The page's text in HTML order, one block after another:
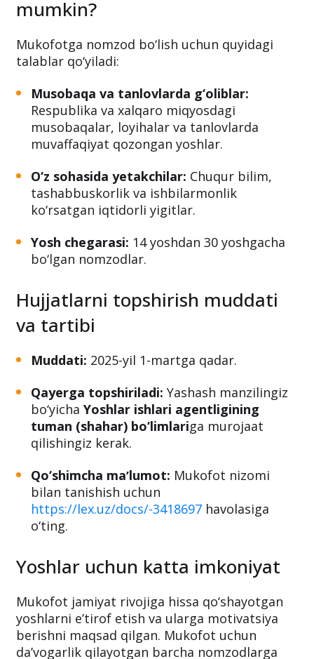
mumkin?
Mukofotga nomzod bo‘lish uchun quyidagi
talablar qo‘yiladi:
Musobaqa va tanlovlarda g‘oliblar:
musobaqalar, loyihalar va tanlovlarda
muvaffaqiyat qozongan yoshlar.
tashabbuskorlik va ishbilarmonlik
ko‘rsatgan iqtidorli yigitlar.
Yosh chegarasi:
14 yoshdan 30 yoshgacha
bo‘lgan nomzodlar.
va tartibi
Muddati:2025-yil 1-martga qadar.
Qayerga topshiriladi:
tuman (shahar) bo‘limlariga murojaat
qilishingiz kerak.
Qo‘shimcha maʼlumot:
https://lex.uz/docs/-3418697
havolasiga
o‘ting.
Yoshlar uchun katta imkoniyat
Mukofot jamiyat rivojiga hissa qo‘shayotgan